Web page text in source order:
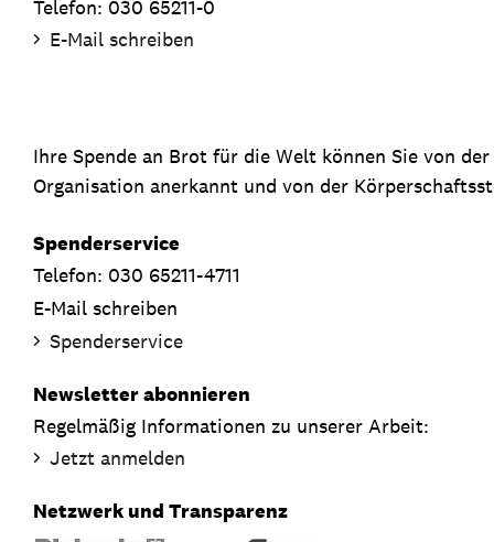
Telefon: 030 65211-0
E-Mail schreiben
Ihre Spende an Brot für die Welt können Sie von
Organisation anerkannt und von der
Spenderservice
Telefon: 030 65211-4711
E-Mail schreiben
Spenderservice
Newsletter abonnieren
Regelmäßig Informationen zu unserer Arbeit:
Jetzt anmelden
Netzwerk und Transparenz